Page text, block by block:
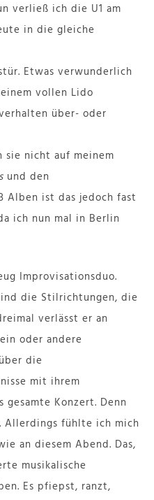
verließ ich die U1 am
in die gleiche
Etwas verwunderlich
vollen Lido
über- oder
sie nicht auf meinem
und den
Alben ist das jedoch fast
ich nun mal in Berlin
Improvisationsduo.
die Stilrichtungen, die
verlässt er an
oder andere
die
mit ihrem
Konzert. Denn
fühlte ich mich
an diesem Abend. Das,
musikalische
Es pfiepst, ranzt,